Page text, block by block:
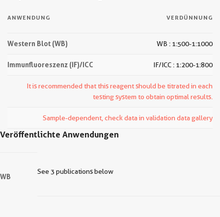
ANWENDUNG VERDÜNNUNG
Western Blot (WB) WB : 1:500-1:1000
Immunfluoreszenz (IF)/ICC IF/ICC : 1:200-1:800
It is recommended that this reagent should be titrated in each
testing system to obtain optimal results.
Sample-dependent, check data in validation data gallery
Veröffentlichte Anwendungen
WB
See 3 publications below